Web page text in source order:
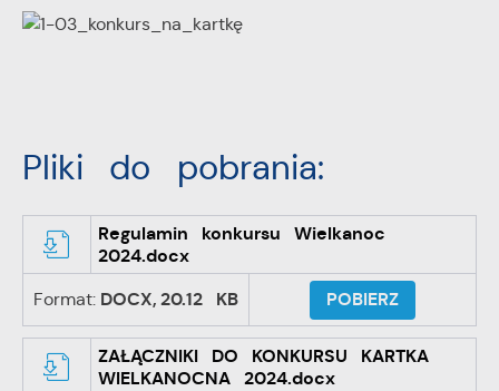
Pliki do pobrania:
Regulamin konkursu Wielkanoc
2024.docx
Format: DOCX, 20.12 KB POBIERZ
ZAŁĄCZNIKI DO KONKURSU KARTKA
WIELKANOCNA 2024.docx